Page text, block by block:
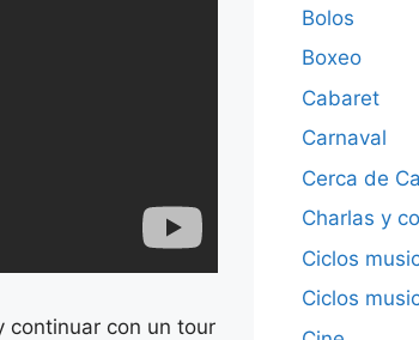
continuar con un tour
Bolos
Boxeo
Cabaret
Carnaval
Cerca de
Charlas y
Ciclos
Ciclos